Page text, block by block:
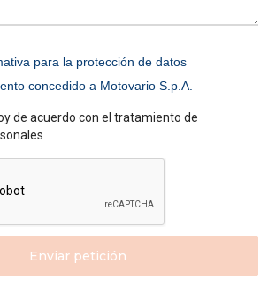
para la protección de datos
concedido a Motovario S.p.A.
de acuerdo con el tratamiento de
Enviar petición